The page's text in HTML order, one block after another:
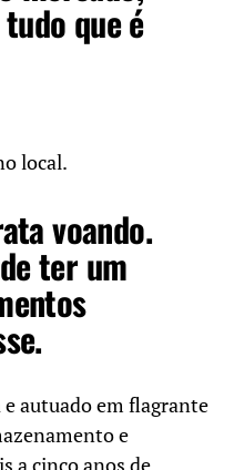
que é
local.
voando.
ter um
autuado em flagrante
e